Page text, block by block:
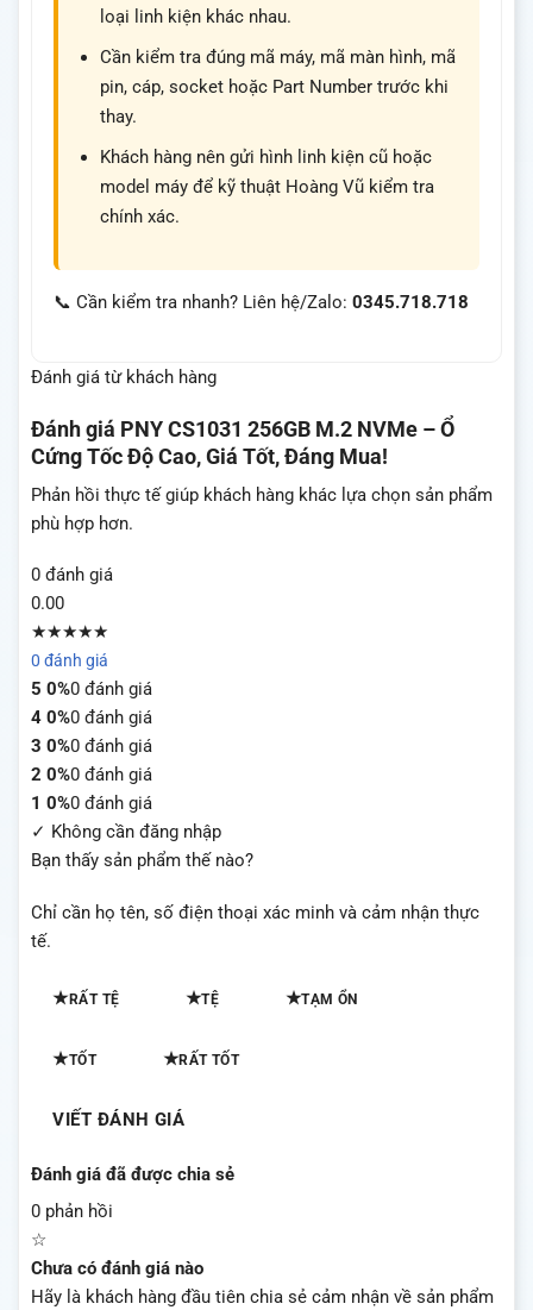
loại linh kiện khác nhau.
Cần kiểm tra đúng mã máy, mã màn hình, mã
pin, cáp, socket hoặc Part Number trước khi
thay.
Khách hàng nên gửi hình linh kiện cũ hoặc
model máy để kỹ thuật Hoàng Vũ kiểm tra
chính xác.
📞 Cần kiểm tra nhanh? Liên hệ/Zalo: 0345.718.718
Đánh giá từ khách hàng
Đánh giá PNY CS1031 256GB M.2 NVMe – Ổ
Cứng Tốc Độ Cao, Giá Tốt, Đáng Mua!
Phản hồi thực tế giúp khách hàng khác lựa chọn sản phẩm
phù hợp hơn.
0 đánh giá
0.00
★★★★★
0 đánh giá
5 0%0 đánh giá
4 0%0 đánh giá
3 0%0 đánh giá
2 0%0 đánh giá
1 0%0 đánh giá
✓ Không cần đăng nhập
Bạn thấy sản phẩm thế nào?
Chỉ cần họ tên, số điện thoại xác minh và cảm nhận thực
tế.
★RẤT TỆ ★TỆ ★TẠM ỔN
★TỐT ★RẤT TỐT
VIẾT ĐÁNH GIÁ
Đánh giá đã được chia sẻ
0 phản hồi
☆
Chưa có đánh giá nào
Hãy là khách hàng đầu tiên chia sẻ cảm nhận về sản phẩm